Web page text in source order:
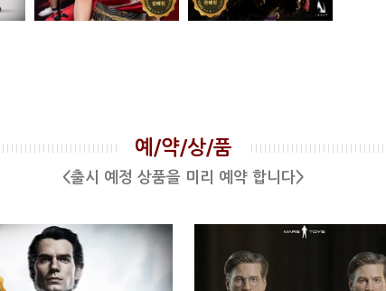
예/약/상/품
<출시 예정 상품을 미리 예약 합니다>